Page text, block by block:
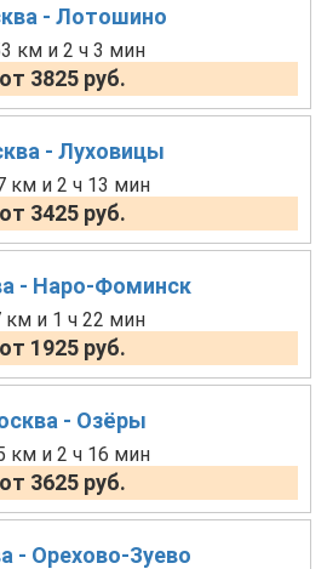
- Лотошино
км и 2 ч 3 мин
от 3825 руб.
- Луховицы
км и 2 ч 13 мин
от 3425 руб.
- Наро-Фоминск
км и 1 ч 22 мин
от 1925 руб.
- Озёры
км и 2 ч 16 мин
от 3625 руб.
- Орехово-Зуево